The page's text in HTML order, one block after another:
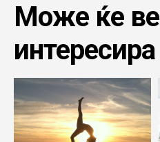
Може ќе ве
интересира